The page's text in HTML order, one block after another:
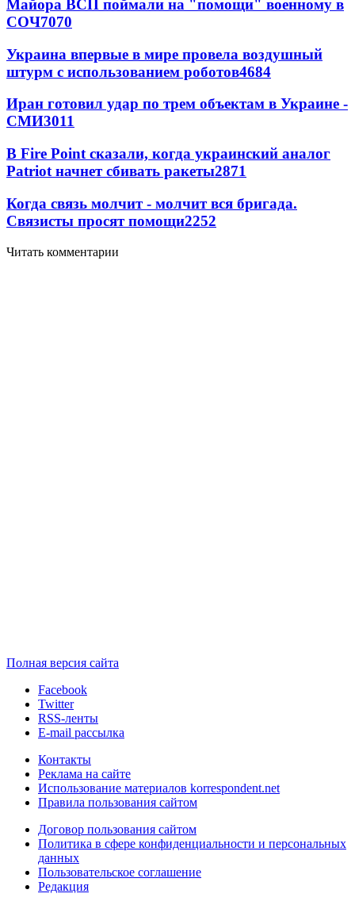
Майора ВСП поймали на "помощи" военному в
СОЧ7070
Украина впервые в мире провела воздушный
штурм с использованием роботов4684
Иран готовил удар по трем объектам в Украине -
СМИ3011
В Fire Point сказали, когда украинский аналог
Patriot начнет сбивать ракеты2871
Когда связь молчит - молчит вся бригада.
Связисты просят помощи2252
Читать комментарии
Полная версия сайта
Facebook
Twitter
RSS-ленты
E-mail рассылка
Контакты
Реклама на сайте
Использование материалов korrespondent.net
Правила пользования сайтом
Договор пользования сайтом
Политика в сфере конфиденциальности и персональных
данных
Пользовательское соглашение
Редакция